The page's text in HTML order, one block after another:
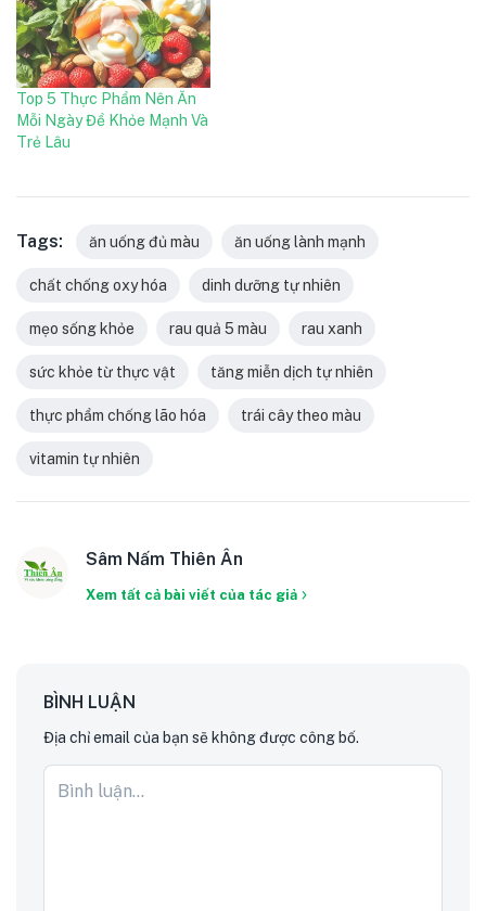
Top 5 Thực Phẩm Nên Ăn
Mỗi Ngày Để Khỏe Mạnh Và
Trẻ Lâu
Tags: ăn uống đủ màu ăn uống lành mạnh
chất chống oxy hóa dinh dưỡng tự nhiên
mẹo sống khỏe rau quả 5 màu rau xanh
sức khỏe từ thực vật tăng miễn dịch tự nhiên
thực phẩm chống lão hóa trái cây theo màu
vitamin tự nhiên
Sâm Nấm Thiên Ân
Xem tất cả bài viết của tác giả
BÌNH LUẬN
Địa chỉ email của bạn sẽ không được công bố.